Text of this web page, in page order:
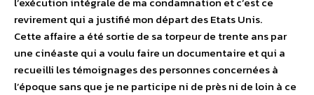
revirement qui a justifié mon départ des Etats Unis.
Cette affaire a été sortie de sa torpeur de trente ans par
une cinéaste qui a voulu faire un documentaire et qui a
recueilli les témoignages des personnes concernées à
l’époque sans que je ne participe ni de près ni de loin à ce